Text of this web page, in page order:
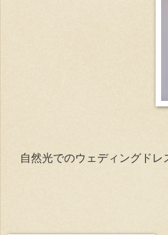
自然光でのウェディングドレ